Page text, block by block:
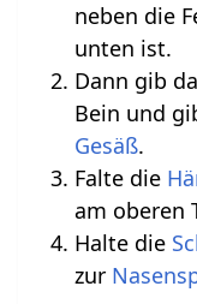
neben die
unten ist.
Dann gib
Bein und
Gesäß.
Falte die
am oberen
Halte die
zur